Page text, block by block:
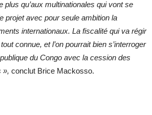
plus qu’aux multinationales qui vont se
projet avec pour seule ambition la
internationaux. La fiscalité qui va régir
connue, et l’on pourrait bien s’interroger
du Congo avec la cession des
», conclut Brice Mackosso.